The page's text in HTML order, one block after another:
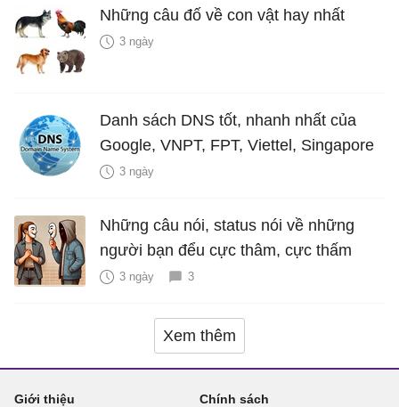
Những câu đố về con vật hay nhất
3 ngày
Danh sách DNS tốt, nhanh nhất của
Google, VNPT, FPT, Viettel, Singapore
3 ngày
Những câu nói, status nói về những
người bạn đểu cực thâm, cực thấm
3 ngày 3
Xem thêm
Giới thiệu Chính sách